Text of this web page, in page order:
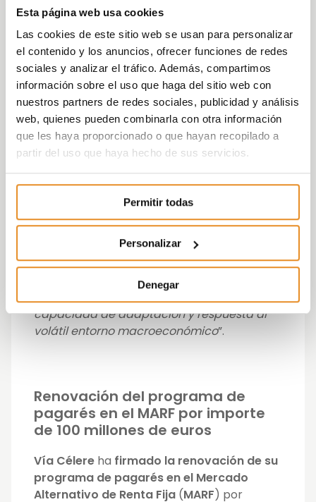
Esta página web usa cookies
Las cookies de este sitio web se usan para personalizar
el contenido y los anuncios, ofrecer funciones de redes
sociales y analizar el tráfico. Además, compartimos
información sobre el uso que haga del sitio web con
nuestros partners de redes sociales, publicidad y análisis
web, quienes pueden combinarla con otra información
que les haya proporcionado o que hayan recopilado a
partir del uso que haya hecho de sus servicios.
Permitir todas
Personalizar
Denegar
se ha situado en los 1.466 millones de
euros
, mientras que el
Net Adjusted Loan to
Value ha caído hasta el 7,2%. La compañía
reportó un balance de caja de 366 millones
de euros antes de dividendos, además de
líneas de crédito no dispuestas.
José Ignacio Morales Plaza,consejero
delegado de Vía Célere ha asegurado que
“Estas cifras vuelven a reflejar nuestra
capacidad para cumplir con la estrategia
de crecimiento de la empresa y con las
consolidándonos como un líder en toda la
Península Ibérica. Seguimos en el camino
de alcanzar las previsiones de márgenes y
entregas para el año, partiendo de una
posición de fortaleza y con una gran
capacidad de adaptación y respuesta al
volátil entorno macroeconómico”.
Renovación del programa de
pagarés en el MARF por importe
de 100 millones de euros
Vía Célere ha firmado la renovación de su
programa de pagarés en el Mercado
Alternativo de Renta Fija (MARF) por